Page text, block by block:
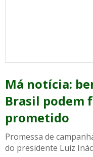
Má notícia:
Brasil podem
prometido
Promessa de
do presidente Luiz